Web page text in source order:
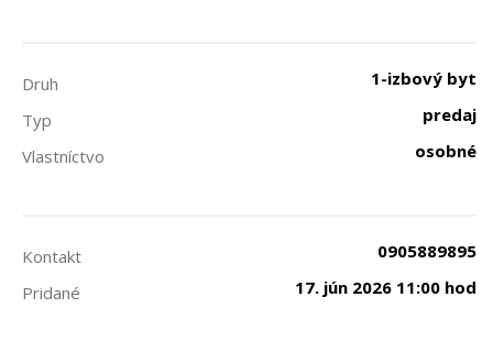
Druh
1-izbový byt
Typ
predaj
Vlastníctvo
osobné
Kontakt
0905889895
Pridané
17. jún 2026 11:00 hod